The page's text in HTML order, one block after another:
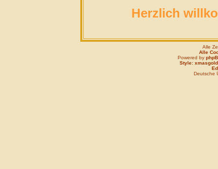
Herzlich
Alle
Alle
Powered by
Style: xmasgold
Deutsche